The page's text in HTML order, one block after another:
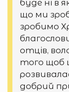
буде ні в
що ми
зробимо
отців,
того щоб
добрий